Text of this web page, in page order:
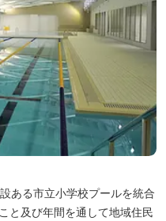
ある市立小学校プールを統合
と及び年間を通して地域住民